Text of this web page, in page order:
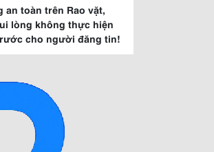
an toàn trên Rao vặt,
lòng không thực hiện
cho người đăng tin!